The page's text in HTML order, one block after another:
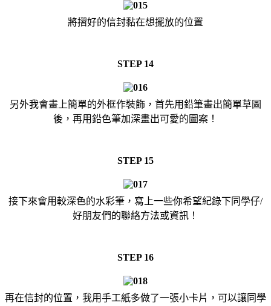
將摺好的信封黏在想擺放的位置
STEP 14
另外我會畫上簡單的外框作裝飾，首先用鉛筆畫出簡單草圖
後，再用鉛色筆加深畫出可愛的圖案！
STEP 15
接下來會用較深色的水彩筆，寫上一些你希望紀錄下同學仔/
好朋友們的聯絡方法或資訊！
STEP 16
再在信封的位置，我用手工紙多做了一張小卡片，可以讓同學